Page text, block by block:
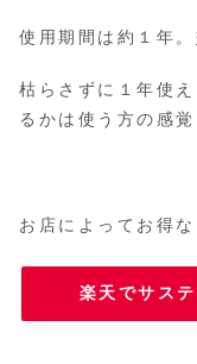
使用期間は約１年。
枯らさずに１年使
るかは使う方の感
お店によってお得
楽天でサス